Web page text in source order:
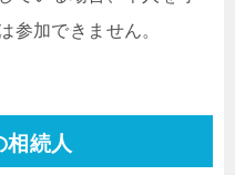
参加できません。
続人